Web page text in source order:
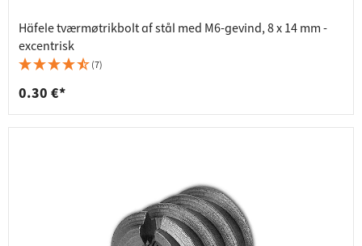
Häfele tværmøtrikbolt af stål med M6-gevind, 8 x 14 mm -
excentrisk
(7)
0.30 €*